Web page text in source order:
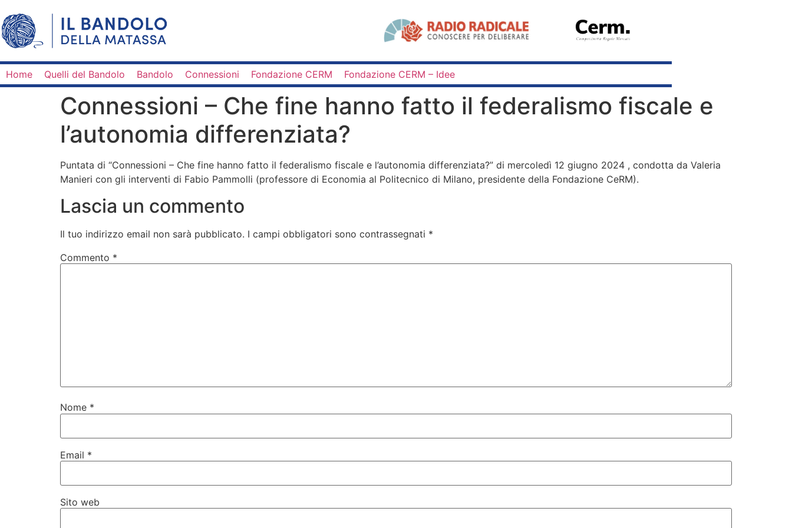
Home Quelli del Bandolo Bandolo Connessioni Fondazione CERM Fondazione CERM – Idee
Connessioni – Che fine hanno fatto il federalismo fiscale e
l’autonomia differenziata?
Puntata di “Connessioni – Che fine hanno fatto il federalismo fiscale e l’autonomia differenziata?” di mercoledì 12 giugno 2024 , condotta da Valeria
Manieri con gli interventi di Fabio Pammolli (professore di Economia al Politecnico di Milano, presidente della Fondazione CeRM).
Lascia un commento
Il tuo indirizzo email non sarà pubblicato. I campi obbligatori sono contrassegnati *
Commento *
Nome *
Email *
Sito web